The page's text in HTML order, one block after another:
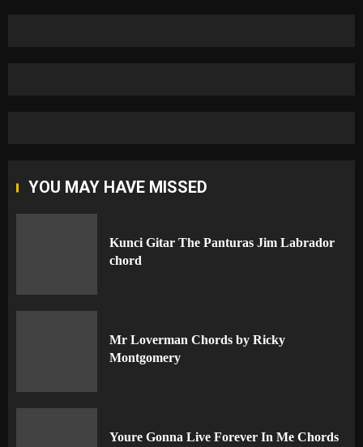
YOU MAY HAVE MISSED
Kunci Gitar The Panturas Jim Labrador
chord
Mr Loverman Chords by Ricky
Montgomery
Youre Gonna Live Forever In Me Chords